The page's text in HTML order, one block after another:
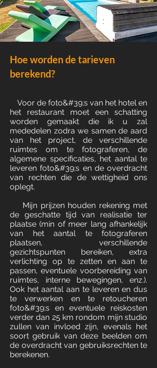
Hoe worden de tarieven
berekend?
Voor de foto&#39;s van het hotel en
het restaurant moet een schatting
worden gemaakt die ik u zal
mededelen zodra we samen de aard
van het project, de verschillende
ruimtes om te fotograferen, de
algemene specificaties, het aantal te
leveren foto&#39;s en de overdracht
van rechten die de wettigheid ons
oplegt.
Mijn prijzen houden rekening met
de geschatte tijd van realisatie ter
plaatse (min of meer lang afhankelijk
van het aantal te fotograferen
plaatsen, verschillende
gezichtspunten bereiken, extra
verlichting op te zetten en aan te
passen, eventuele voorbereiding van
ruimtes, interne bewegingen, enz.).
Ook het aantal aan te leveren en dus
te verwerken en te retoucheren
foto&#39;s en eventuele reiskosten
verder dan 25 km rondom mijn studio
zullen van invloed zijn, evenals het
soort gebruik van deze beelden om
de overdracht van gebruiksrechten te
berekenen.